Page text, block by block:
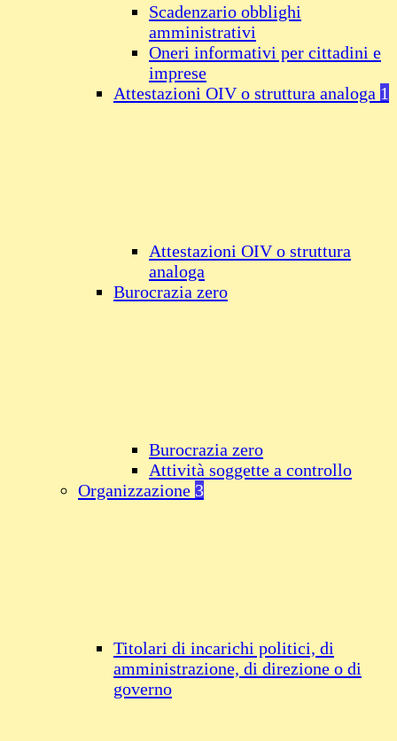
Scadenzario obblighi
amministrativi
Oneri informativi per cittadini e
imprese
Attestazioni OIV o struttura analoga 1
Attestazioni OIV o struttura
analoga
Burocrazia zero
Burocrazia zero
Attività soggette a controllo
Organizzazione 3
Titolari di incarichi politici, di
amministrazione, di direzione o di
governo